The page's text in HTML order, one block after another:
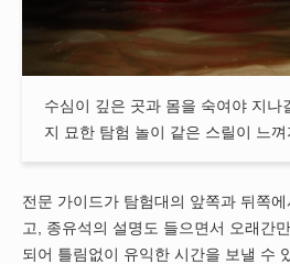
수심이 깊은 곳과 몸을 숙여야 지나
지 묘한 탐험 놀이 같은 스릴이 느
전문 가이드가 탐험대의 앞쪽과 뒤쪽
고, 종유석의 설명도 들으면서 오래간
되어 틀림없이 유익한 시간을 보낼 수